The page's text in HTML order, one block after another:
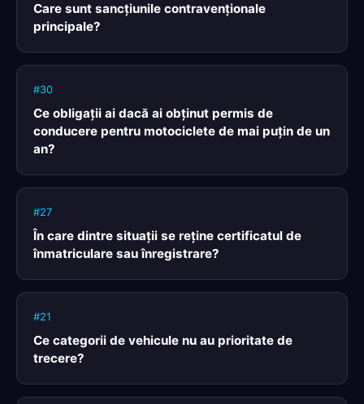
Care sunt sancţiunile contravenţionale
principale?
#30
Ce obligaţii ai dacă ai obţinut permis de
conducere pentru motociclete de mai puţin de un
an?
#27
În care dintre situaţii se reţine certificatul de
înmatriculare sau înregistrare?
#21
Ce categorii de vehicule nu au prioritate de
trecere?